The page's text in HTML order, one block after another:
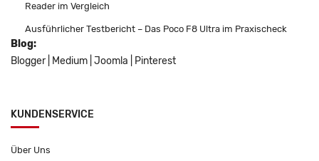
Reader im Vergleich
Ausführlicher Testbericht – Das Poco F8 Ultra im Praxischeck
Blog:
Blogger
Medium Joomla Pinterest
KUNDENSERVICE
Über Uns